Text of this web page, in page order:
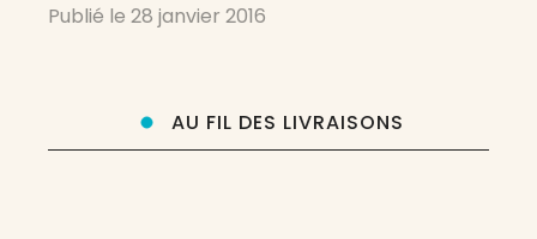
pièces assemblées : ici les motifs chinois de
Publié le 28 janvier 2016
AU FIL DES LIVRAISONS